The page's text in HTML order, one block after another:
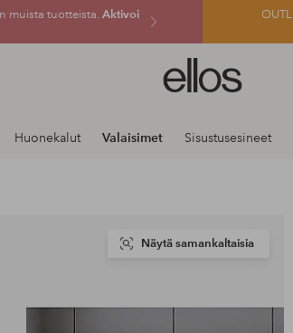
muista tuotteista. Aktivoi
Ellos-
logo
siirry
Huonekalut Valaisimet Sisustusesineet
Näytä samankaltaisia